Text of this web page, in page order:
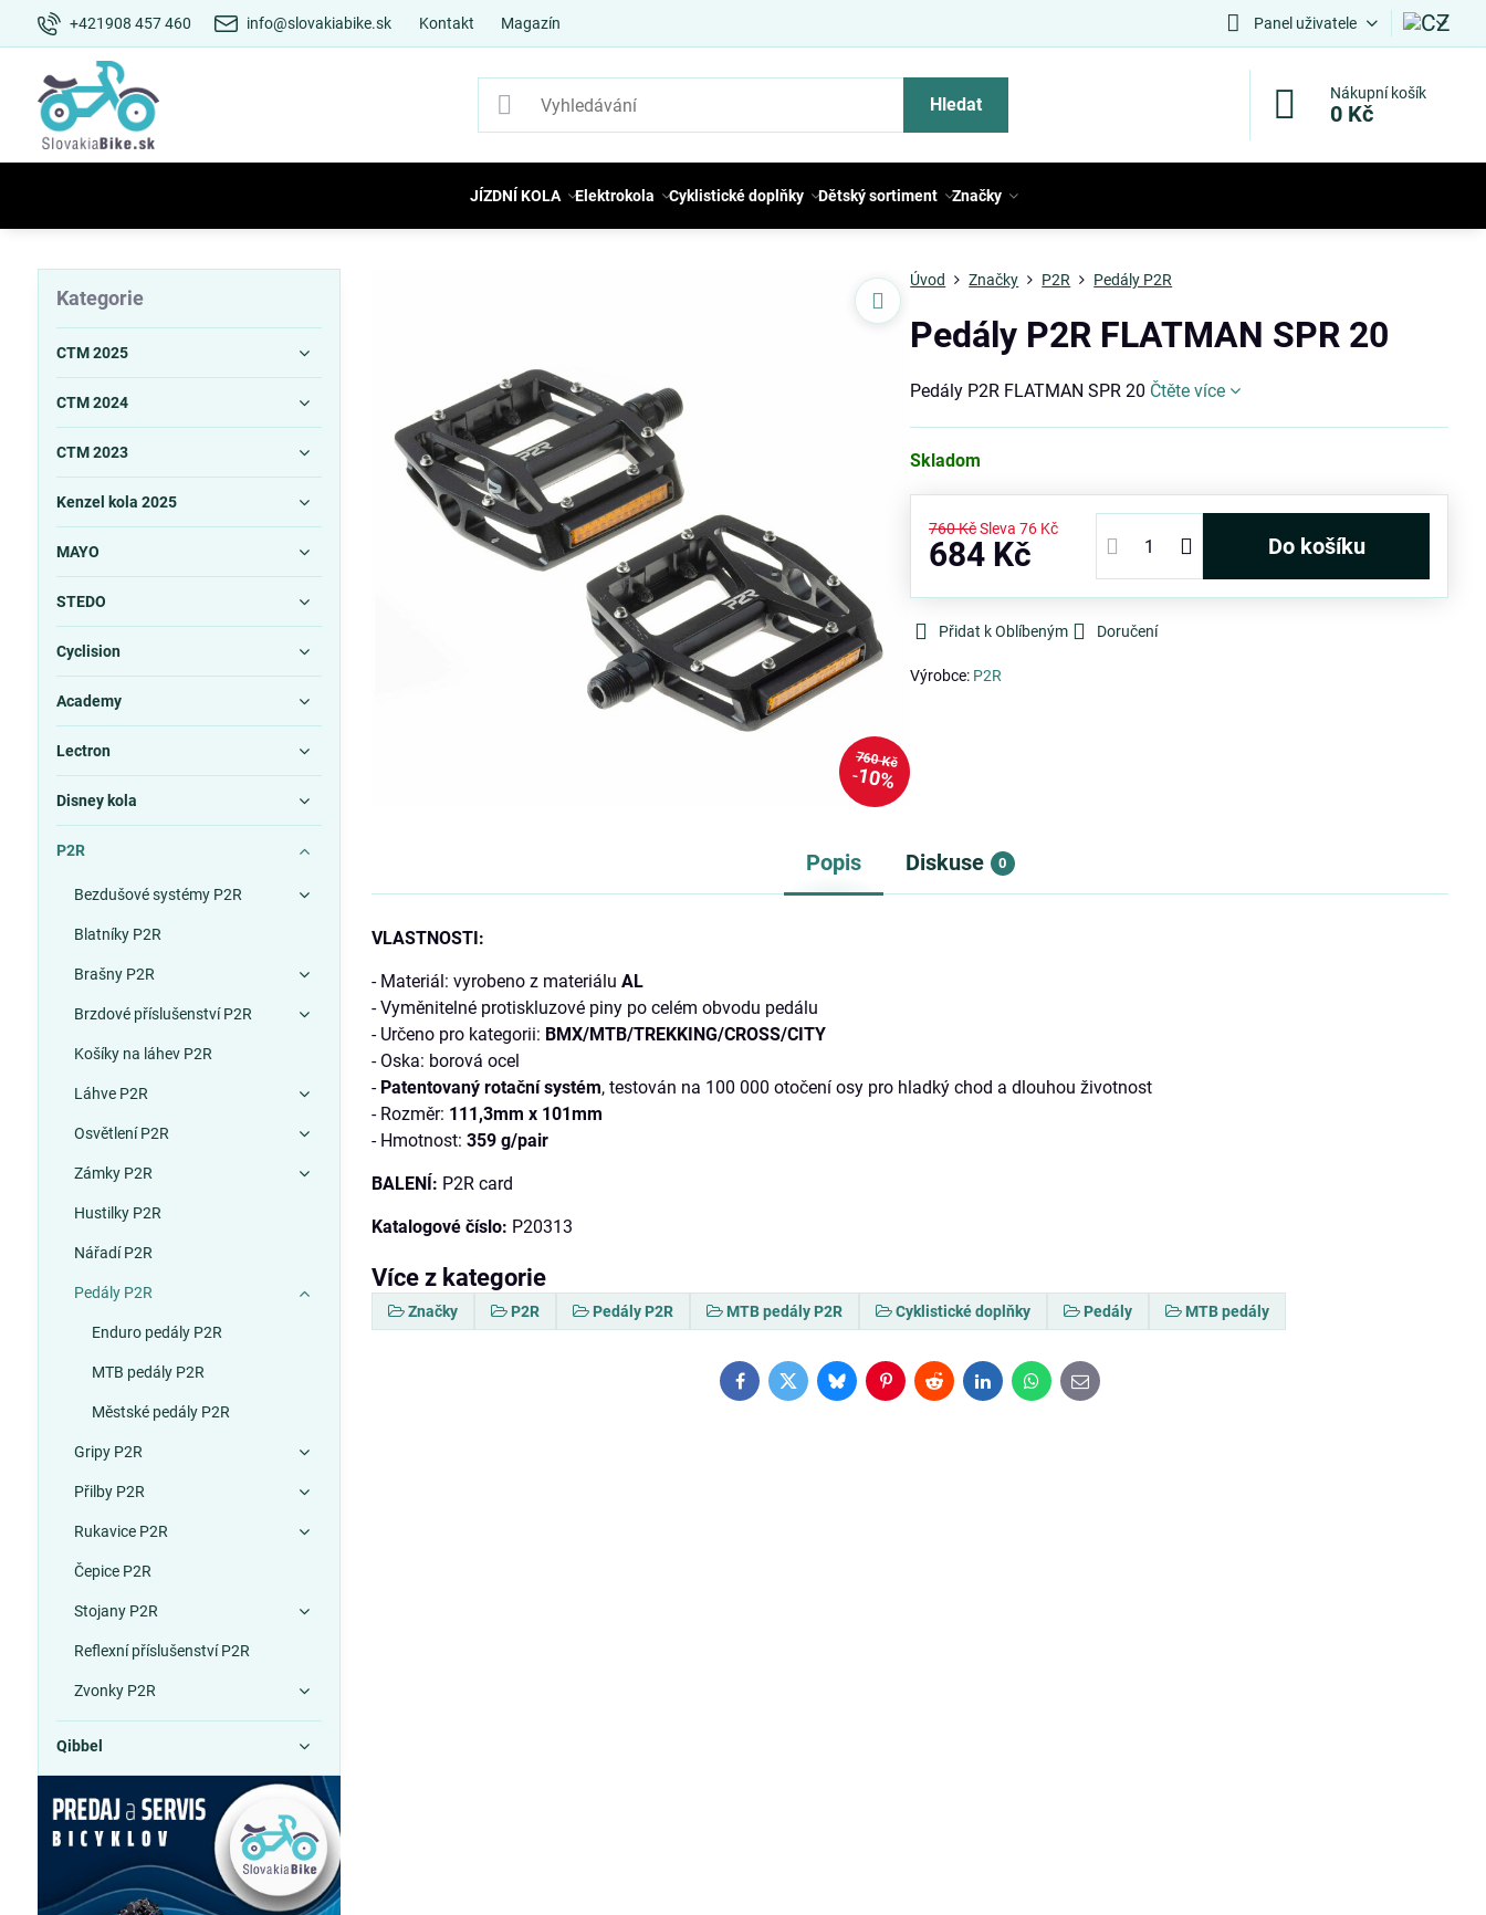
+421908 457 460 info@slovakiabike.sk Kontakt Magazín Panel uživatele
Hledat
Nákupní košík
0 Kč
JÍZDNÍ KOLA Elektrokola Cyklistické doplňky Dětský sortiment Značky
760 Kč
10%
Úvod Značky P2R Pedály P2R
Pedály P2R FLATMAN SPR 20
Pedály P2R FLATMAN SPR 20 Čtěte více
Skladom
760 Kč Sleva 76 Kč
684 Kč Do košíku
Přidat k Oblíbeným Doručení
Výrobce: P2R
Popis Diskuse 0
VLASTNOSTI:
- Materiál: vyrobeno z materiáluAL
- Vyměnitelné protiskluzové piny po celém obvodu pedálu
- Určeno pro kategorii: BMX/MTB/TREKKING/CROSS/CITY
- Oska: borová ocel
- Patentovaný rotační systém, testován na 100 000 otočení osy pro hladký chod a dlouhou životnost
- Rozměr: 111,3mm x 101mm
- Hmotnost: 359 g/pair
BALENÍ: P2R card
Katalogové číslo: P20313
Více z kategorie
Značky P2R Pedály P2R MTB pedály P2R Cyklistické doplňky Pedály MTB pedály
FacebookTwitterBlueskyPinterestRedditLinkedInWhatsApp
E-
mail
Kategorie
CTM 2025
CTM 2024
CTM 2023
Kenzel kola 2025
MAYO
STEDO
Cyclision
Academy
Lectron
Disney kola
P2R
Bezdušové systémy P2R
Blatníky P2R
Brašny P2R
Brzdové příslušenství P2R
Košíky na láhev P2R
Láhve P2R
Osvětlení P2R
Zámky P2R
Hustilky P2R
Nářadí P2R
Pedály P2R
Enduro pedály P2R
MTB pedály P2R
Městské pedály P2R
Gripy P2R
Přilby P2R
Rukavice P2R
Čepice P2R
Stojany P2R
Reflexní příslušenství P2R
Zvonky P2R
Qibbel